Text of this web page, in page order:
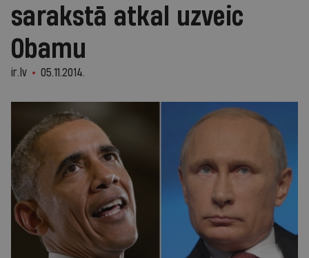
sarakstā atkal uzveic
Obamu
ir.lv 05.11.2014.